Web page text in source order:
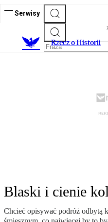
Serwisy
Rzecz o Historii
Blaski i cienie
Chcieć opisywać podróż odbytą